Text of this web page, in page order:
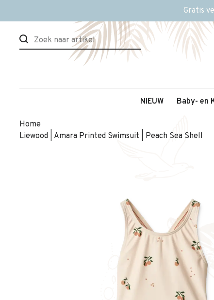
Gratis
NIEUW Baby- en
Home
Liewood | Amara Printed Swimsuit | Peach Sea Shell